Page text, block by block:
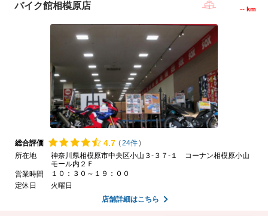
バイク館相模原店 -- km
総合評価 4.7 (24件)
所在地
神奈川県相模原市中央区小山３-３７-１ コーナン相模原小山
モール内２Ｆ
営業時間
１０：３０～１９：００
定休日
火曜日
店舗詳細はこちら